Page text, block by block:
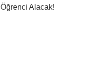
Öğrenci Alacak!